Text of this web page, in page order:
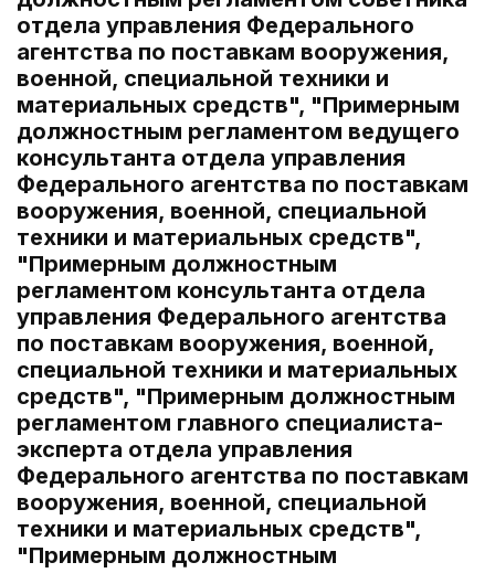
отдела управления Федерального
агентства по поставкам вооружения,
военной, специальной техники и
материальных средств", "Примерным
должностным регламентом ведущего
консультанта отдела управления
Федерального агентства по поставкам
вооружения, военной, специальной
техники и материальных средств",
"Примерным должностным
регламентом консультанта отдела
управления Федерального агентства
по поставкам вооружения, военной,
специальной техники и материальных
средств", "Примерным должностным
регламентом главного специалиста-
эксперта отдела управления
Федерального агентства по поставкам
вооружения, военной, специальной
техники и материальных средств",
"Примерным должностным